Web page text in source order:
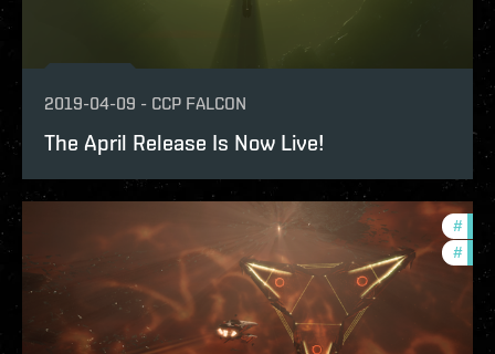
2019-04-09 - CCP FALCON
The April Release Is Now Live!
#
#